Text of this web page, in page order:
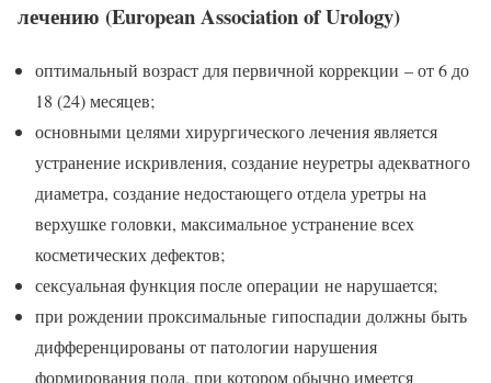
лечению (European Association of Urology)
оптимальный возраст для первичной коррекции – от 6 до
18 (24) месяцев;
основными целями хирургического лечения является
устранение искривления, создание неуретры адекватного
диаметра, создание недостающего отдела уретры на
верхушке головки, максимальное устранение всех
косметических дефектов;
сексуальная функция после операции не нарушается;
при рождении проксимальные гипоспадии должны быть
дифференцированы от патологии нарушения
формирования пола, при котором обычно имеется